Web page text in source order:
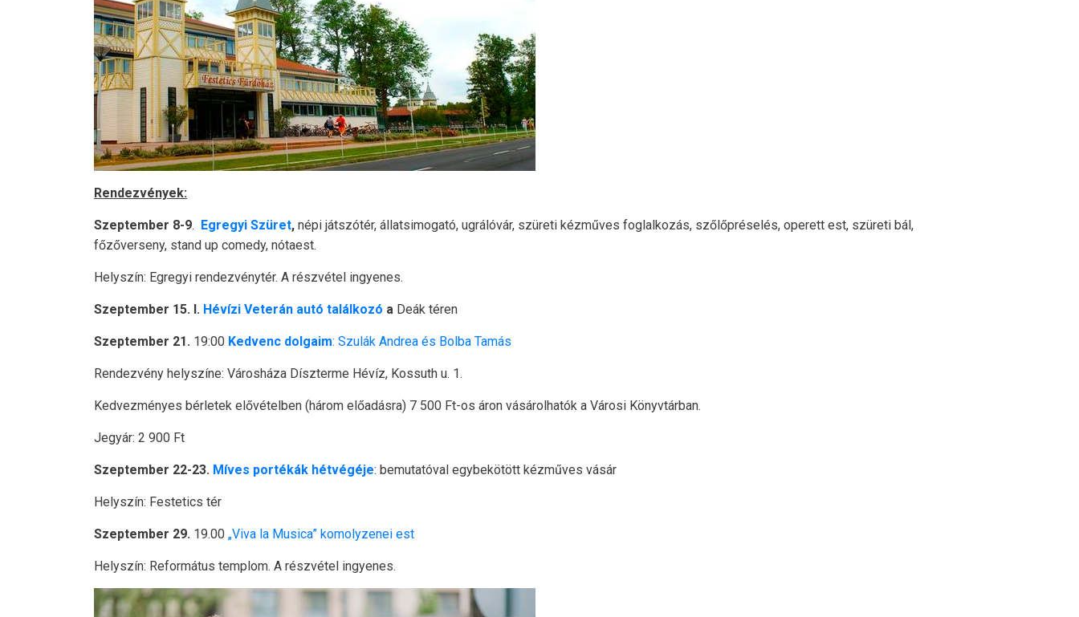
Rendezvények:
Szeptember 8-9. Egregyi Szüret, népi játszótér, állatsimogató, ugrálóvár, szüreti kézműves foglalkozás, szőlőpréselés, operett est, szüreti bál,
főzőverseny, stand up comedy, nótaest.
Helyszín: Egregyi rendezvénytér. A részvétel ingyenes.
Szeptember 15. I. Hévízi Veterán autó találkozó a Deák téren
Szeptember 21. 19:00 Kedvenc dolgaim: Szulák Andrea és Bolba Tamás
Rendezvény helyszíne: Városháza Díszterme Hévíz, Kossuth u. 1.
Kedvezményes bérletek elővételben (három előadásra) 7 500 Ft-os áron vásárolhatók a Városi Könyvtárban.
Jegyár: 2 900 Ft
Szeptember 22-23. Míves portékák hétvégéje: bemutatóval egybekötött kézműves vásár
Helyszín: Festetics tér
Szeptember 29. 19.00 „Viva la Musica” komolyzenei est
Helyszín: Református templom. A részvétel ingyenes.